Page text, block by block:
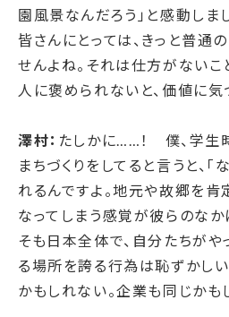
園風景なんだろう」と感動しま
皆さんにとっては、きっと普通
せんよね。それは仕方がないこ
人に褒められないと、価値に気
澤村： たしかに……！ 僕、学生
まちづくりをしてると言うと、「
れるんですよ。地元や故郷を肯
なってしまう感覚が彼らのなか
そも日本全体で、自分たちがや
る場所を誇る行為は恥ずかし
かもしれない。企業も同じかも